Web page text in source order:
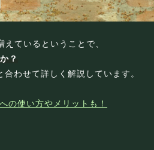
ているということで、
？
合わせて詳しく解説しています。
の使い方やメリットも！